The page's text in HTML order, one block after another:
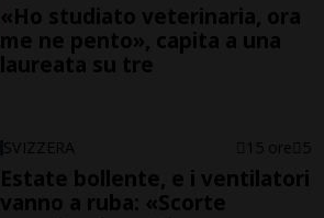
«Ho studiato veterinaria, ora
me ne pento», capita a una
laureata su tre
SVIZZERA 15 ore 5
Estate bollente, e i ventilatori
vanno a ruba: «Scorte